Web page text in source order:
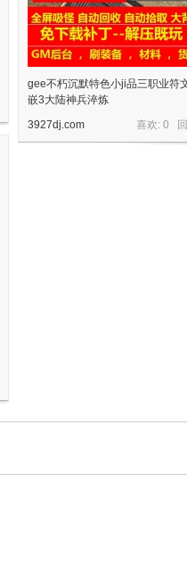
gee不朽沉默特色小ji品三职业符
嵌3大陆神兵淬炼
喜欢: 0
3927dj.com